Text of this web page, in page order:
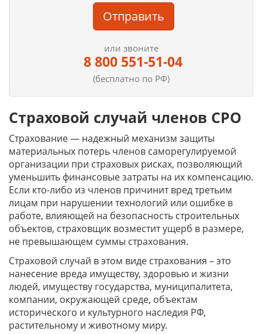
Отправить
или звоните
8 800 551-51-04
(бесплатно по РФ)
Страховой случай членов СРО
Страхование — надежный механизм защиты
материальных потерь членов саморегулируемой
организации при страховых рисках, позволяющий
уменьшить финансовые затраты на их компенсацию.
Если кто-либо из членов причинит вред третьим
лицам при нарушении технологий или ошибке в
работе, влияющей на безопасность строительных
объектов, страховщик возместит ущерб в размере,
не превышающем суммы страхования.
Страховой случай в этом виде страхования – это
нанесение вреда имуществу, здоровью и жизни
людей, имуществу государства, муниципалитета,
компании, окружающей среде, объектам
исторического и культурного наследия РФ,
растительному и животному миру.